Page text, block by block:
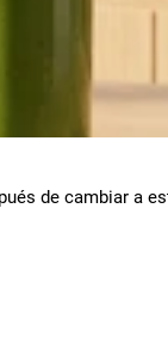
de cambiar a